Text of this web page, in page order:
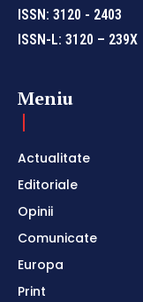
ISSN: 3120 - 2403
ISSN-L: 3120 – 239X
Meniu
Actualitate
Editoriale
Opinii
Comunicate
Europa
Print